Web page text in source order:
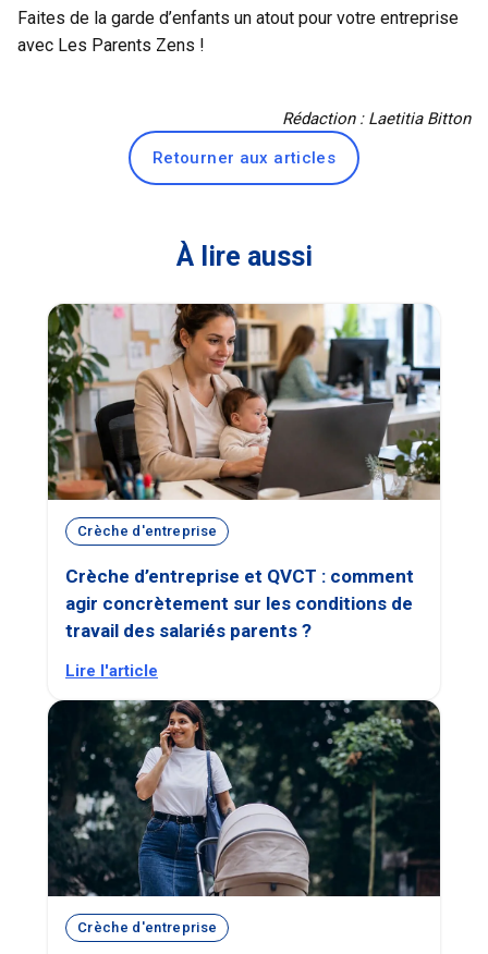
Faites de la garde d’enfants un atout pour votre entreprise
avec Les Parents Zens !
Rédaction : Laetitia Bitton
Retourner aux articles
À lire aussi
Crèche d'entreprise
Crèche d’entreprise et QVCT : comment
agir concrètement sur les conditions de
travail des salariés parents ?
Lire l'article
Crèche d'entreprise